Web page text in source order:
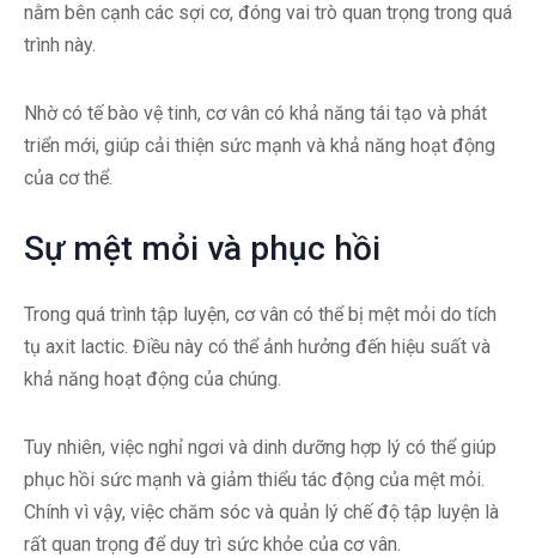
nằm bên cạnh các sợi cơ, đóng vai trò quan trọng trong quá
trình này.
Nhờ có tế bào vệ tinh, cơ vân có khả năng tái tạo và phát
triển mới, giúp cải thiện sức mạnh và khả năng hoạt động
của cơ thể.
Sự mệt mỏi và phục hồi
Trong quá trình tập luyện, cơ vân có thể bị mệt mỏi do tích
tụ axit lactic. Điều này có thể ảnh hưởng đến hiệu suất và
khả năng hoạt động của chúng.
Tuy nhiên, việc nghỉ ngơi và dinh dưỡng hợp lý có thể giúp
phục hồi sức mạnh và giảm thiểu tác động của mệt mỏi.
Chính vì vậy, việc chăm sóc và quản lý chế độ tập luyện là
rất quan trọng để duy trì sức khỏe của cơ vân.